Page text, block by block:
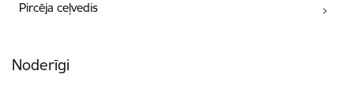
Pircēja ceļvedis
Noderīgi